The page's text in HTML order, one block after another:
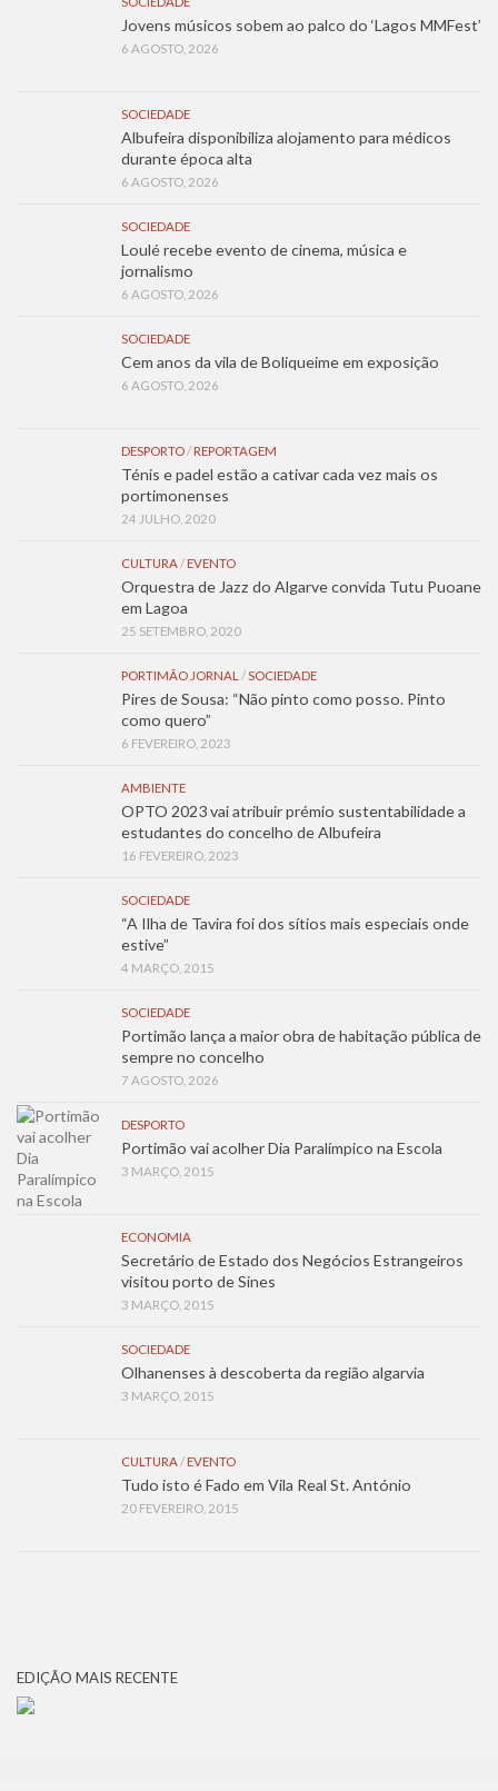
Jovens músicos sobem ao palco do ‘Lagos MMFest’
6 AGOSTO, 2026
SOCIEDADE
Albufeira disponibiliza alojamento para médicos
durante época alta
6 AGOSTO, 2026
SOCIEDADE
Loulé recebe evento de cinema, música e
jornalismo
6 AGOSTO, 2026
SOCIEDADE
Cem anos da vila de Boliqueime em exposição
6 AGOSTO, 2026
DESPORTO/ REPORTAGEM
Ténis e padel estão a cativar cada vez mais os
portimonenses
24 JULHO, 2020
CULTURA/ EVENTO
Orquestra de Jazz do Algarve convida Tutu Puoane
em Lagoa
25 SETEMBRO, 2020
PORTIMÃO JORNAL /SOCIEDADE
Pires de Sousa: “Não pinto como posso. Pinto
como quero”
6 FEVEREIRO, 2023
AMBIENTE
OPTO 2023 vai atribuir prémio sustentabilidade a
estudantes do concelho de Albufeira
16 FEVEREIRO, 2023
SOCIEDADE
“A Ilha de Tavira foi dos sítios mais especiais onde
estive”
4 MARÇO, 2015
SOCIEDADE
Portimão lança a maior obra de habitação pública de
sempre no concelho
7 AGOSTO, 2026
DESPORTO
Portimão vai acolher Dia Paralímpico na Escola
3 MARÇO, 2015
ECONOMIA
Secretário de Estado dos Negócios Estrangeiros
visitou porto de Sines
3 MARÇO, 2015
SOCIEDADE
Olhanenses à descoberta da região algarvia
3 MARÇO, 2015
CULTURA/ EVENTO
Tudo isto é Fado em Vila Real St. António
20 FEVEREIRO, 2015
EDIÇÃO MAIS RECENTE